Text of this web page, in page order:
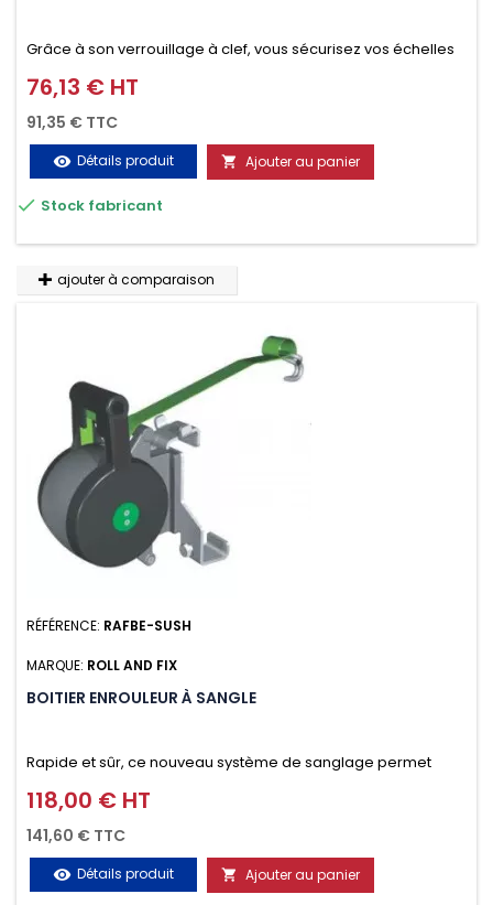
Grâce à son verrouillage à clef, vous sécurisez vos échelles
d'un seul geste aussi bien contre le vol que pendant le
transport. Référence vendue par paire.
Prix
76,13 € HT
91,35 € TTC
visibility Détails produit  Ajouter au panier
 Stock fabricant
ajouter à comparaison
RÉFÉRENCE: RAFBE-SUSH
MARQUE: ROLL AND FIX
BOITIER ENROULEUR À SANGLE
Rapide et sûr, ce nouveau système de sanglage permet
d’arrimer le chargement sur la galerie en moins d’une
minute.
Prix
118,00 € HT
141,60 € TTC
visibility Détails produit  Ajouter au panier